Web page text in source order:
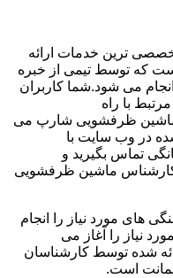
ترین خدمات ارائه
که توسط تیمی از خبره
می شود.شما کاربران
با راه
ماشین ظرفشویی شارپ می
در وب سایت با
تماس بگیرید و
کارشناس ماشین ظرفشویی
های مورد نیاز را انجام
نیاز را آغاز می
شده توسط کارشناسان
است.